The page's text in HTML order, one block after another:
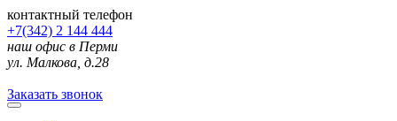
контактный телефон
+7(342) 2 144 444
наш офис в Перми
ул. Малкова, д.28
Заказать звонок